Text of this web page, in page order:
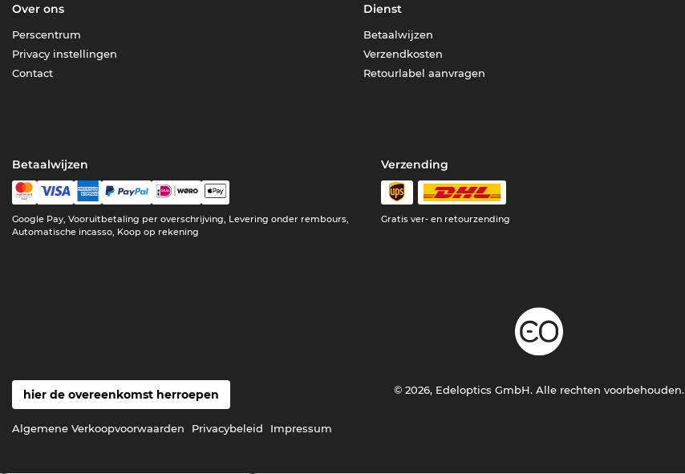
Over ons
Perscentrum
Privacy instellingen
Contact
Dienst
Betaalwijzen
Verzendkosten
Retourlabel aanvragen
Betaalwijzen
Google Pay, Vooruitbetaling per overschrijving, Levering onder rembours,
Automatische incasso, Koop op rekening
Verzending
Gratis ver- en retourzending
hier de overeenkomst herroepen
Algemene Verkoopvoorwaarden Privacybeleid Impressum
© 2026, Edeloptics GmbH. Alle rechten voorbehouden.